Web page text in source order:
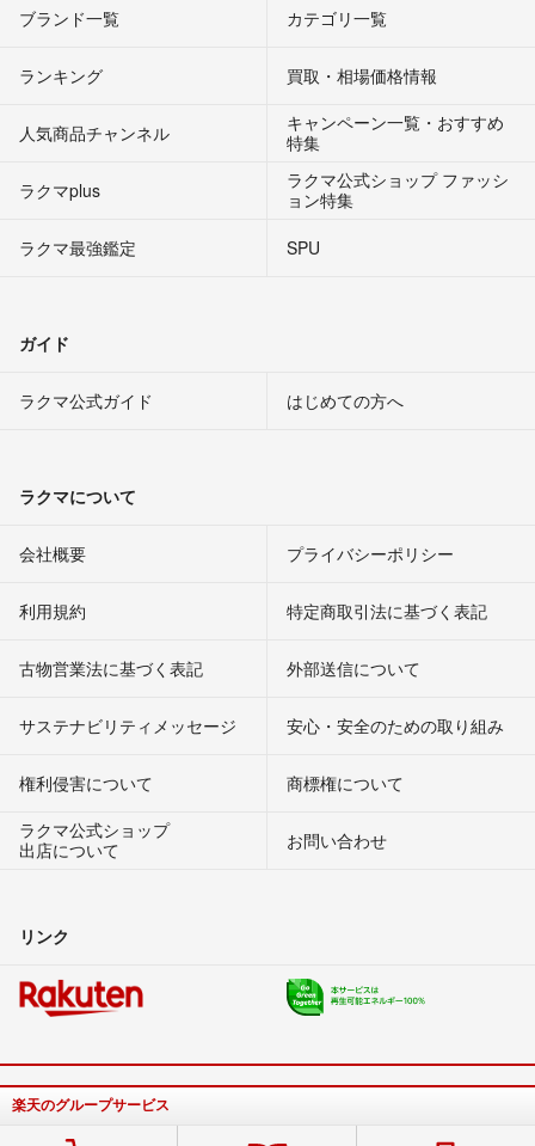
ブランド一覧 カテゴリ一覧
ランキング 買取・相場価格情報
人気商品チャンネル
キャンペーン一覧・おすすめ
特集
ラクマplus
ラクマ公式ショップ ファッシ
ョン特集
ラクマ最強鑑定
SPU
ガイド
ラクマ公式ガイド はじめての方へ
ラクマについて
会社概要 プライバシーポリシー
利用規約 特定商取引法に基づく表記
古物営業法に基づく表記 外部送信について
サステナビリティメッセージ 安心・安全のための取り組み
権利侵害について
商標権について
ラクマ公式ショップ
出店について
お問い合わせ
リンク
楽天のグループサービス